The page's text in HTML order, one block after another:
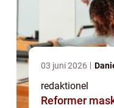
03 juni 2026
redaktionel
Reformer